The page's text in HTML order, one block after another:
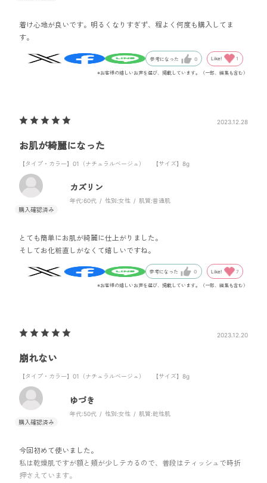
着け心地が良いです。明るくなりすぎず、程よく何度も購入してま
す。
参考になった 0 Like! 1
※お客様の嬉しいお声を選び、掲載しています。（一部、編集も含む）
2023.12.28
お肌が綺麗になった
【タイプ・カラー】01（ナチュラルベージュ） 【サイズ】8g
カズリン
年代:60代 性別:女性 肌質:普通肌
とても簡単にお肌が綺麗に仕上がりました。
そしてお化粧直しがなくて嬉しいですね。
参考になった 0 Like! 7
※お客様の嬉しいお声を選び、掲載しています。（一部、編集も含む）
2023.12.20
崩れない
【タイプ・カラー】01（ナチュラルベージュ） 【サイズ】8g
ゆづき
年代:50代 性別:女性 肌質:乾性肌
今回初めて使いました。
私は乾燥肌ですが額と頬が少しテカるので、普段はティッシュで時折
押さえています。